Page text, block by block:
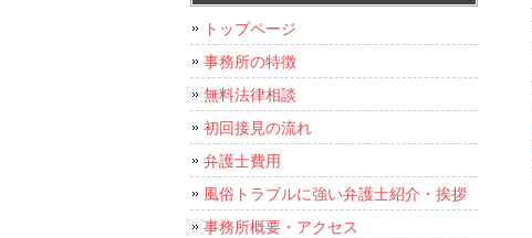
トップページ
事務所の特徴
無料法律相談
初回接見の流れ
弁護士費用
風俗トラブルに強い弁護士紹介・挨拶
事務所概要・アクセス